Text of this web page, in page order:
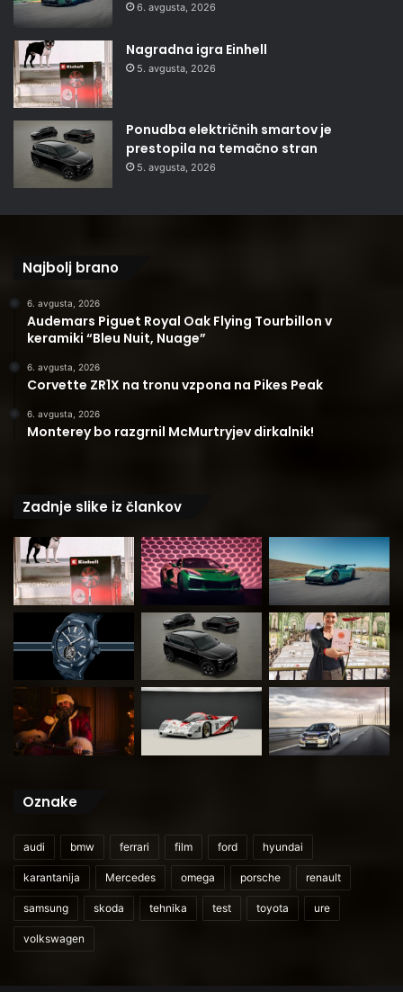
6. avgusta, 2026
Nagradna igra Einhell
5. avgusta, 2026
Ponudba električnih smartov je
prestopila na temačno stran
5. avgusta, 2026
Najbolj brano
6. avgusta, 2026
Audemars Piguet Royal Oak Flying Tourbillon v
keramiki “Bleu Nuit, Nuage”
6. avgusta, 2026
Corvette ZR1X na tronu vzpona na Pikes Peak
6. avgusta, 2026
Monterey bo razgrnil McMurtryjev dirkalnik!
Zadnje slike iz člankov
Oznake
audi bmw ferrari film ford hyundai
karantanija Mercedes omega porsche renault
samsung skoda tehnika test toyota ure
volkswagen